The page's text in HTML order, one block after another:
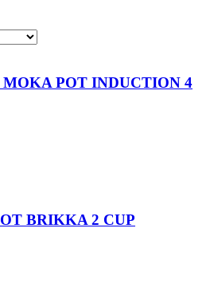
POT INDUCTION 4
BRIKKA 2 CUP